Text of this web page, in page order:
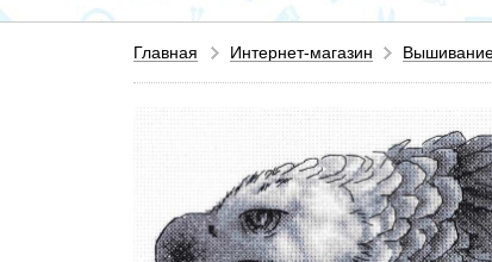
Главная Интернет-магазин